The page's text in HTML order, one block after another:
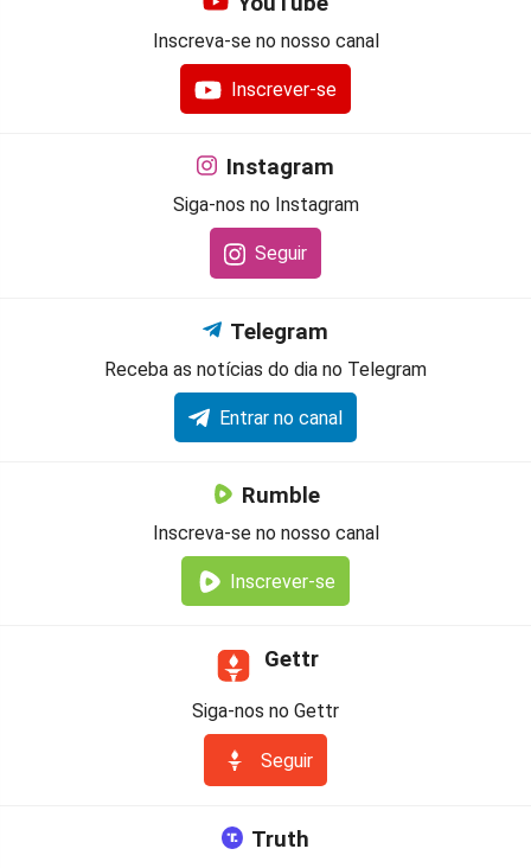
Inscreva-se no nosso canal
Inscrever-se
Instagram
Siga-nos no Instagram
Seguir
Telegram
Receba as notícias do dia no Telegram
Entrar no canal
Rumble
Inscreva-se no nosso canal
Inscrever-se
Gettr
Siga-nos no Gettr
Seguir
Truth